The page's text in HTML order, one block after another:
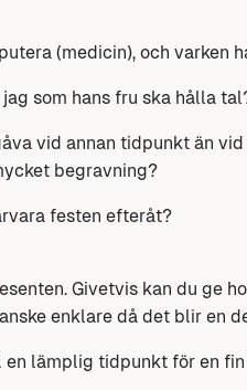
(medicin), och varken
som hans fru ska hålla
vid annan tidpunkt än
begravning?
festen efteråt?
Givetvis kan du ge
enklare då det blir en
lämplig tidpunkt för en